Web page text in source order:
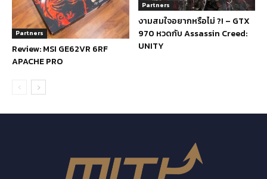
Partners
Review: MSI GE62VR 6RF
APACHE PRO
Partners
งามสมใจอยากหรือไม่ ?! – GTX
970 หวดกับ Assassin Creed:
UNITY